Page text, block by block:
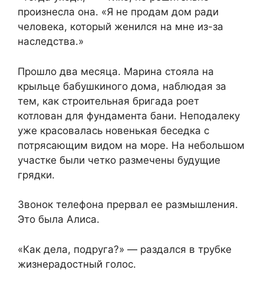
произнесла она. «Я не продам дом ради
человека, который женился на мне из-за
наследства.»
Прошло два месяца. Марина стояла на
крыльце бабушкиного дома, наблюдая за
тем, как строительная бригада роет
котлован для фундамента бани. Неподалеку
уже красовалась новенькая беседка с
потрясающим видом на море. На небольшом
участке были четко размечены будущие
грядки.
Звонок телефона прервал ее размышления.
Это была Алиса.
«Как дела, подруга?» — раздался в трубке
жизнерадостный голос.